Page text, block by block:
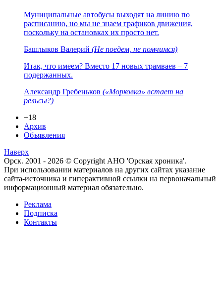
Муниципальные автобусы выходят на линию по
расписанию, но мы не знаем графиков движения,
поскольку на остановках их просто нет.
Башлыков Валерий (Не поедем, не помчимся)
Итак, что имеем? Вместо 17 новых трамваев – 7
подержанных.
Александр Гребеньков («Морковка» встает на
рельсы?)
+18
Архив
Объявления
Наверх
Орск. 2001 - 2026 © Copyright АНО 'Орская хроника'.
При использовании материалов на других сайтах указание
сайта-источника и гиперактивной ссылки на первоначальный
информационный материал обязательно.
Реклама
Подписка
Контакты